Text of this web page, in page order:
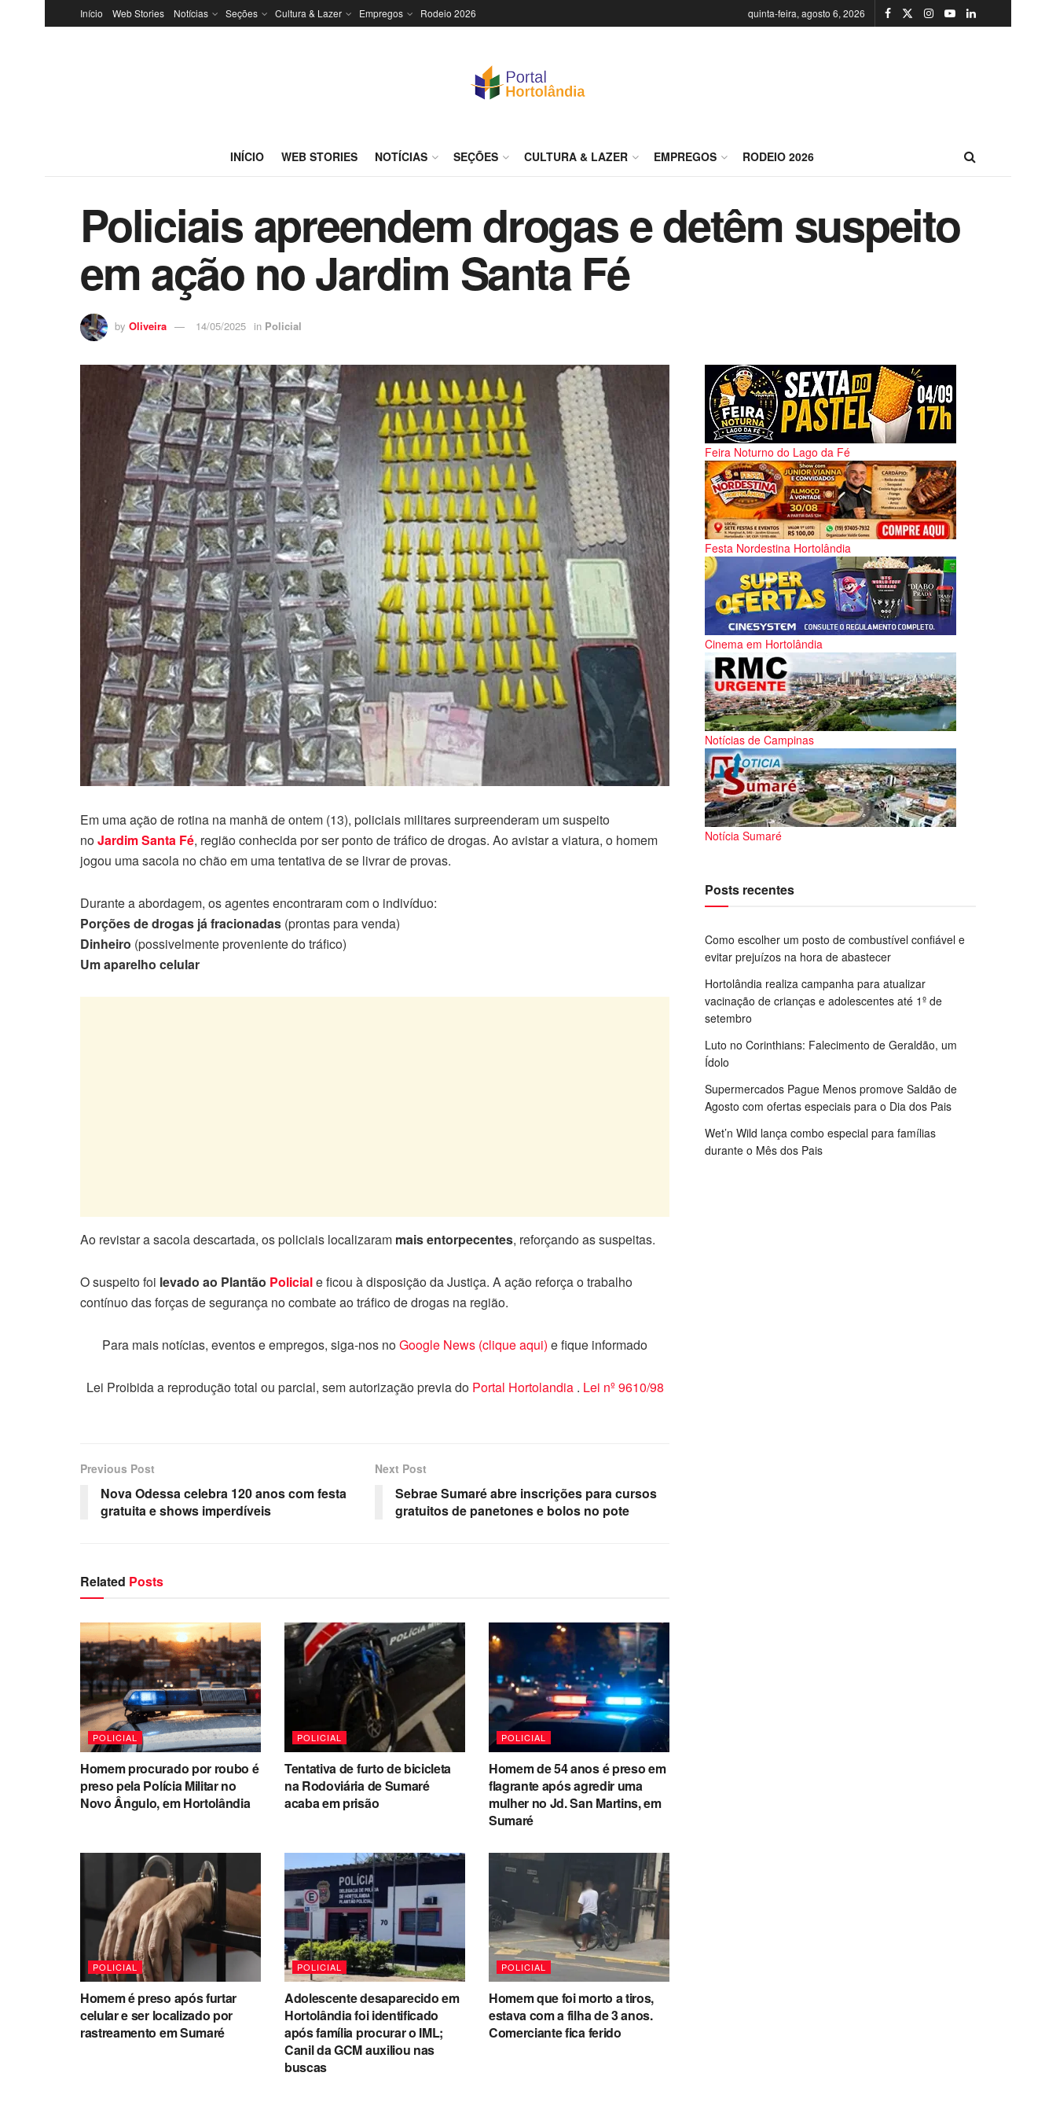
Início Web Stories Notícias Seções Cultura & Lazer Empregos Rodeio 2026 quinta-feira, agosto 6, 2026
INÍCIO WEB STORIES NOTÍCIAS SEÇÕES CULTURA & LAZER EMPREGOS RODEIO 2026
Policiais apreendem drogas e detêm suspeito
em ação no Jardim Santa Fé
by Oliveira 14/05/2025 in Policial
Em uma ação de rotina na manhã de ontem (13), policiais militares surpreenderam um suspeito
noJardim Santa Fé, região conhecida por ser ponto de tráfico de drogas. Ao avistar a viatura, o homem
jogou uma sacola no chão em uma tentativa de se livrar de provas.
Durante a abordagem, os agentes encontraram com o indivíduo:
Porções de drogas já fracionadas (prontas para venda)
Dinheiro (possivelmente proveniente do tráfico)
Um aparelho celular
Ao revistar a sacola descartada, os policiais localizaram mais entorpecentes, reforçando as suspeitas.
O suspeito foi levado ao Plantão Policiale ficou à disposição da Justiça. A ação reforça o trabalho
contínuo das forças de segurança no combate ao tráfico de drogas na região.
Para mais notícias, eventos e empregos, siga-nos noGoogle News (clique aqui) e fique informado
Lei Proibida a reprodução total ou parcial, sem autorização previa do Portal Hortolandia . Lei nº 9610/98
Previous Post
Nova Odessa celebra 120 anos com festa
gratuita e shows imperdíveis
Next Post
Sebrae Sumaré abre inscrições para cursos
gratuitos de panetones e bolos no pote
Related Posts
POLICIAL
Homem procurado por roubo é
preso pela Polícia Militar no
Novo Ângulo, em Hortolândia
POLICIAL
Tentativa de furto de bicicleta
na Rodoviária de Sumaré
acaba em prisão
POLICIAL
Homem de 54 anos é preso em
flagrante após agredir uma
mulher no Jd. San Martins, em
Sumaré
POLICIAL
Homem é preso após furtar
celular e ser localizado por
rastreamento em Sumaré
POLICIAL
Adolescente desaparecido em
Hortolândia foi identificado
após família procurar o IML;
Canil da GCM auxiliou nas
buscas
POLICIAL
Homem que foi morto a tiros,
estava com a filha de 3 anos.
Comerciante fica ferido
Feira Noturno do Lago da Fé
Festa Nordestina Hortolândia
Cinema em Hortolândia
Notícias de Campinas
Notícia Sumaré
Posts recentes
Como escolher um posto de combustível confiável e
evitar prejuízos na hora de abastecer
Hortolândia realiza campanha para atualizar
vacinação de crianças e adolescentes até 1º de
setembro
Luto no Corinthians: Falecimento de Geraldão, um
Ídolo
Supermercados Pague Menos promove Saldão de
Agosto com ofertas especiais para o Dia dos Pais
Wet’n Wild lança combo especial para famílias
durante o Mês dos Pais